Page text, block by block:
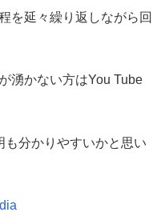
を延々繰り返しながら回
湧かない方はYou Tube
分かりやすいかと思い